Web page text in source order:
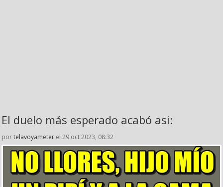
El duelo más esperado acabó asi:
portelavoyameter el 29 oct 2023, 08:32